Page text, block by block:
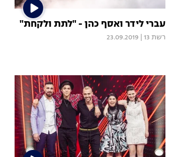
עברי לידר ואסף כהן - "לתת ולקחת"
רשת 13 23.09.2019